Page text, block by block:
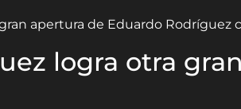
logra otra